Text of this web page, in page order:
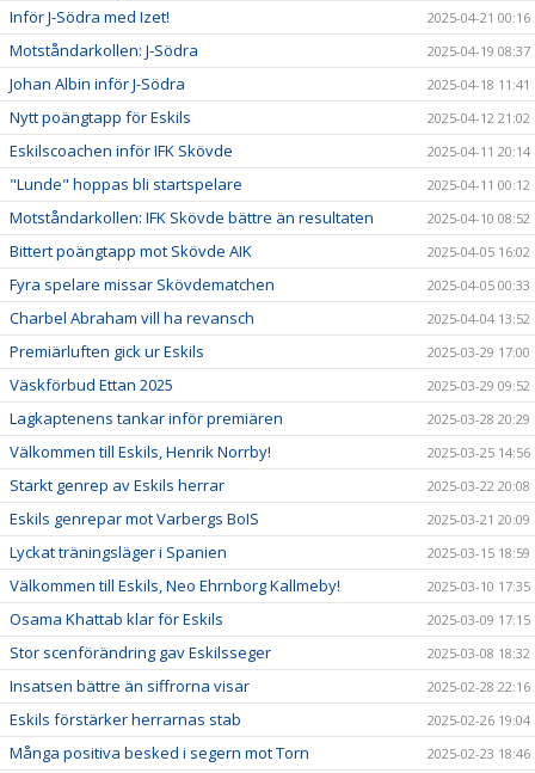
Inför J-Södra med Izet! 2025-04-21 00:16
Motståndarkollen: J-Södra 2025-04-19 08:37
Johan Albin inför J-Södra 2025-04-18 11:41
Nytt poängtapp för Eskils 2025-04-12 21:02
Eskilscoachen inför IFK Skövde 2025-04-11 20:14
"Lunde" hoppas bli startspelare 2025-04-11 00:12
Motståndarkollen: IFK Skövde bättre än resultaten 2025-04-10 08:52
Bittert poängtapp mot Skövde AIK 2025-04-05 16:02
Fyra spelare missar Skövdematchen 2025-04-05 00:33
Charbel Abraham vill ha revansch 2025-04-04 13:52
Premiärluften gick ur Eskils 2025-03-29 17:00
Väskförbud Ettan 2025 2025-03-29 09:52
Lagkaptenens tankar inför premiären 2025-03-28 20:29
Välkommen till Eskils, Henrik Norrby! 2025-03-25 14:56
Starkt genrep av Eskils herrar 2025-03-22 20:08
Eskils genrepar mot Varbergs BoIS 2025-03-21 20:09
Lyckat träningsläger i Spanien 2025-03-15 18:59
Välkommen till Eskils, Neo Ehrnborg Kallmeby! 2025-03-10 17:35
Osama Khattab klar för Eskils 2025-03-09 17:15
Stor scenförändring gav Eskilsseger 2025-03-08 18:32
Insatsen bättre än siffrorna visar 2025-02-28 22:16
Eskils förstärker herrarnas stab 2025-02-26 19:04
Många positiva besked i segern mot Torn 2025-02-23 18:46